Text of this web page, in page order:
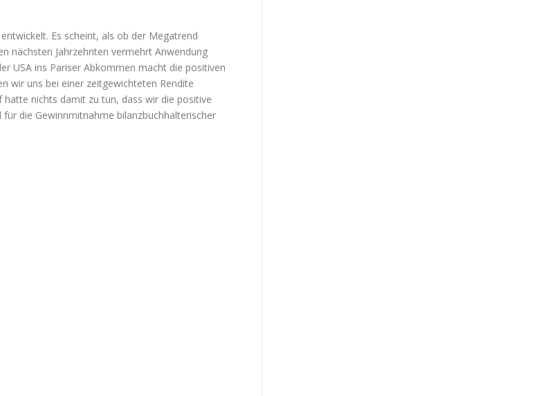
Es scheint, als ob der Megatrend
nächsten Jahrzehnten vermehrt Anwendung
USA ins Pariser Abkommen macht die positiven
wir uns bei einer zeitgewichteten Rendite
hatte nichts damit zu tun, dass wir die positive
die Gewinnmitnahme bilanzbuchhalterischer